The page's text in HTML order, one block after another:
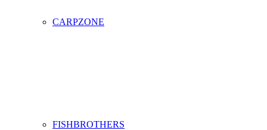
CARPZONE
FISHBROTHERS